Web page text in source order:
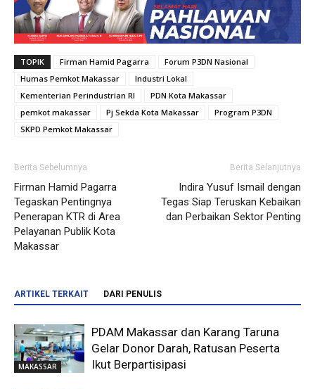
TOPIK Firman Hamid Pagarra
Forum P3DN Nasional
Humas Pemkot Makassar
Industri Lokal
Kementerian Perindustrian RI
PDN Kota Makassar
pemkot makassar
Pj Sekda Kota Makassar
Program P3DN
SKPD Pemkot Makassar
Berita Sebelumnya
Firman Hamid Pagarra
Tegaskan Pentingnya
Penerapan KTR di Area
Pelayanan Publik Kota
Makassar
Berita Selanjutnya
Indira Yusuf Ismail dengan
Tegas Siap Teruskan Kebaikan
dan Perbaikan Sektor Penting
ARTIKEL TERKAIT DARI PENULIS
MAKASSAR
PDAM Makassar dan Karang Taruna
Gelar Donor Darah, Ratusan Peserta
Ikut Berpartisipasi